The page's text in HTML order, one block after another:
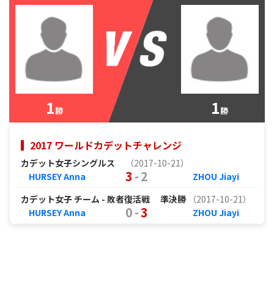
1勝 1勝
2017 ワールドカデットチャレンジ
カデット女子シングルス
（2017-10-21）
HURSEY Anna
3 -2
ZHOU Jiayi
カデット女子 チーム - 敗者復活戦
準決勝
（2017-10-21）
HURSEY Anna
0-3 ZHOU Jiayi